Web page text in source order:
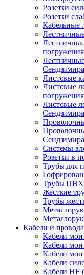
Розетки
Розетки
Кабельные
Листовые
Листовые
Листовые
Системы
Розетки в
Трубы для
Трубы ПВХ
Жесткие
Трубы
Кабели и провода
Кабели
Кабели
Кабели
Кабели
Кабели HF